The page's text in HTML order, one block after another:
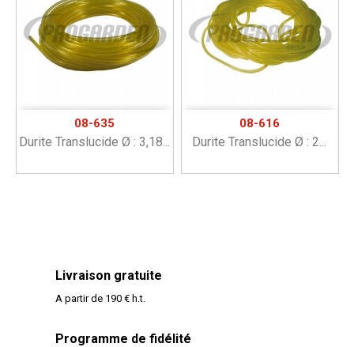
08-635
Durite Translucide Ø : 3,18...
08-616
Durite Translucide Ø : 2...
Livraison gratuite
A partir de 190 € h.t.
Programme de fidélité